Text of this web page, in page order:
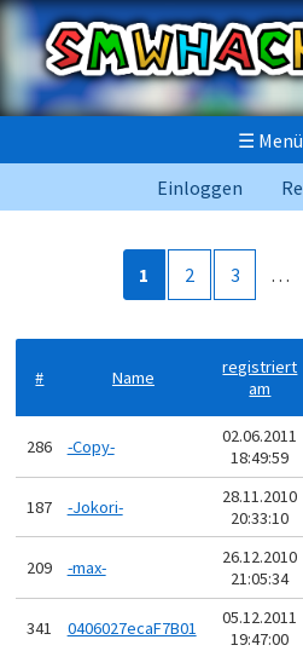
☰ Menü
Einloggen
1 2 3 …
# Name
registriert
am
286 -Copy-
02.06.2011
18:49:59
187 -Jokori-
28.11.2010
20:33:10
209 -max-
26.12.2010
21:05:34
341 0406027ecaF7B01
05.12.2011
19:47:00